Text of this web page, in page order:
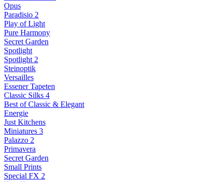
Opus
Paradisio 2
Play of Light
Pure Harmony
Secret Garden
Spotlight
Spotlight 2
Steinoptik
Versailles
Essener Tapeten
Classic Silks 4
Best of Classic & Elegant
Energie
Just Kitchens
Miniatures 3
Palazzo 2
Primavera
Secret Garden
Small Prints
Special FX 2